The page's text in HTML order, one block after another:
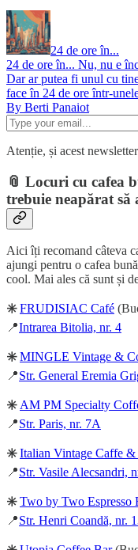
24 de ore în...
24 de ore în... Nu, nu e
Dar ar putea fi unul cu
face în 24 de ore într-
By Berti Panaiot
Atenție, și acest
📎 Locuri cu cafea
trebuie neapărat să
Aici îți recomand câteva
ajungi pentru o cafea
cool. Mai ales că sunt și
✳️FRUDISIAC Café
📍Intrarea Bitolia, nr. 4
✳️MINGLE Vintage &
📍Str. General Eremia
✳️AM PM Specialty
📍Str. Paris, nr. 7A
✳️Italian Vintage Caffe &
📍Str. Vasile Alecsandri,
✳️Two by Two Espresso
📍Str. Henri Coandă, nr.